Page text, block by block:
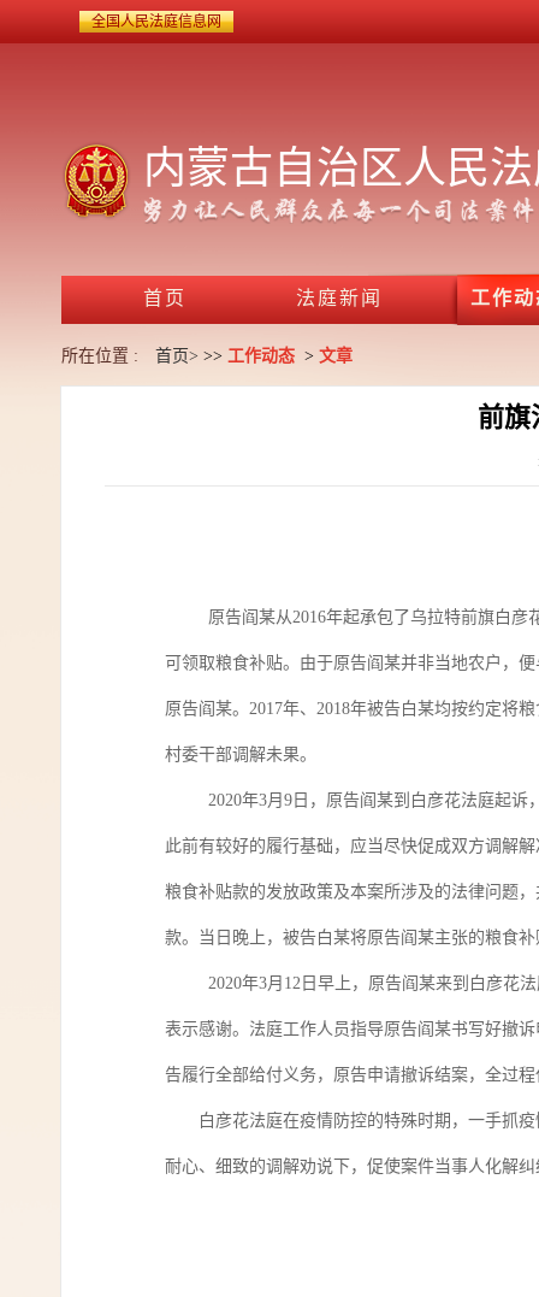
全国人民法庭信息网
内蒙古自治区人民
首页 法庭新闻 工作动
所在位置 : 首页> >> 工作动态> 文章
前旗
原告阎某从2016年起承包了乌拉特前旗白彦
可领取粮食补贴。由于原告阎某并非当地农户，
原告阎某。2017年、2018年被告白某均按约定将
村委干部调解未果。
2020年3月9日，原告阎某到白彦花法庭起
此前有较好的履行基础，应当尽快促成双方调解
粮食补贴款的发放政策及本案所涉及的法律问题
款。当日晚上，被告白某将原告阎某主张的粮食
2020年3月12日早上，原告阎某来到白彦花
表示感谢。法庭工作人员指导原告阎某书写好撤
告履行全部给付义务，原告申请撤诉结案，全过
白彦花法庭在疫情防控的特殊时期，一手抓
耐心、细致的调解劝说下，促使案件当事人化解